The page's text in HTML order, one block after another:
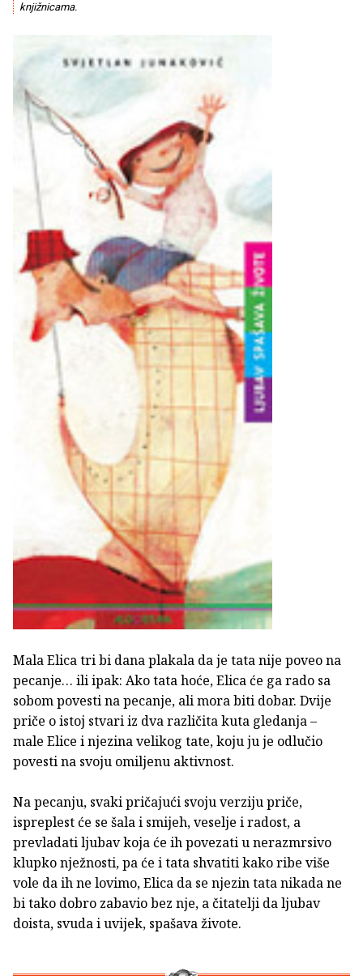
knjižnicama.
Mala Elica tri bi dana plakala da je tata nije poveo na
pecanje… ili ipak: Ako tata hoće, Elica će ga rado sa
sobom povesti na pecanje, ali mora biti dobar. Dvije
priče o istoj stvari iz dva različita kuta gledanja –
male Elice i njezina velikog tate, koju ju je odlučio
povesti na svoju omiljenu aktivnost.
Na pecanju, svaki pričajući svoju verziju priče,
ispreplest će se šala i smijeh, veselje i radost, a
prevladati ljubav koja će ih povezati u nerazmrsivo
klupko nježnosti, pa će i tata shvatiti kako ribe više
vole da ih ne lovimo, Elica da se njezin tata nikada ne
bi tako dobro zabavio bez nje, a čitatelji da ljubav
doista, svuda i uvijek, spašava živote.